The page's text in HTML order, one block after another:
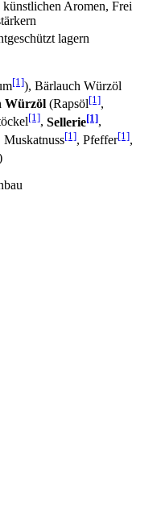
Aromen, Frei
lagern
[1]), Bärlauch Würzöl
Würzöl (Rapsöl[1],
[1], Sellerie[1],
Muskatnuss[1], Pfeffer[1],